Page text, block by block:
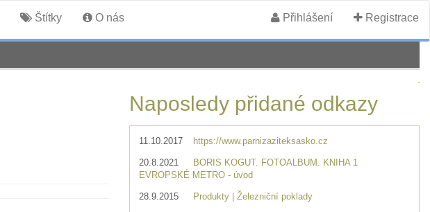
Štítky O nás Přihlášení Registrace
Naposledy přidané odkazy
11.10.2017 https://www.parnizaziteksasko.cz
20.8.2021
BORIS KOGUT. FOTOALBUM. KNIHA 1
EVROPSKÉ METRO - úvod
28.9.2015 Produkty | Železniční poklady